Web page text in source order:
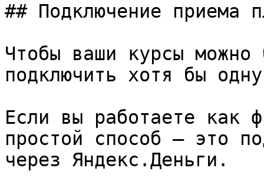
## Подключение приема
Чтобы ваши курсы можно
подключить хотя бы
Если вы работаете как
простой способ – это
через Яндекс.Деньги.